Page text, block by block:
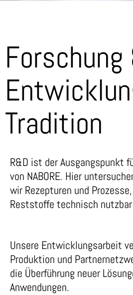
Forschung
Tradition
R&D ist der Ausgangspunkt
von NABORE. Hier
wir Rezepturen und
Reststoffe technisch
Unsere Entwicklungsarbeit
Produktion und
die Überführung neuer
Anwendungen.